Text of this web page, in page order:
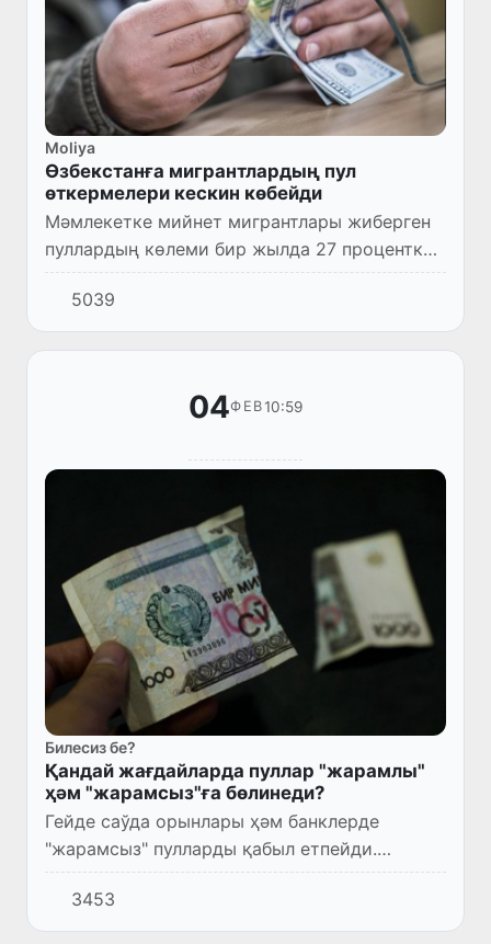
Moliya
Өзбекстанға мигрантлардың пул
өткермелери кескин көбейди
Мәмлекетке мийнет мигрантлары жиберген
пуллардың көлеми бир жылда 27 процентке
өсти. Бул ҳаққында Орайлық банк мәлим
етти.5039
04ФЕВ10:59
Билесиз бе?
Қандай жағдайларда пуллар "жарамлы"
ҳәм "жарамсыз"ға бөлинеди?
Гейде саўда орынлары ҳәм банклерде
"жарамсыз" пулларды қабыл етпейди.
Негизинде қандай жағдайларда пуллар
"жарамлы" ҳәм "жарамсыз"ға бөлиниўин
билесиз бе?
3453